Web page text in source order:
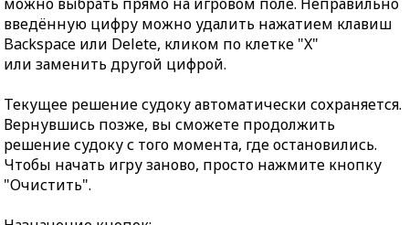
введённую цифру можно удалить нажатием клавиш
Backspace или Delete, кликом по клетке "X"
или заменить другой цифрой.
Текущее решение судоку автоматически сохраняется.
Вернувшись позже, вы сможете продолжить
решение судоку с того момента, где остановились.
Чтобы начать игру заново, просто нажмите кнопку
"Очистить".